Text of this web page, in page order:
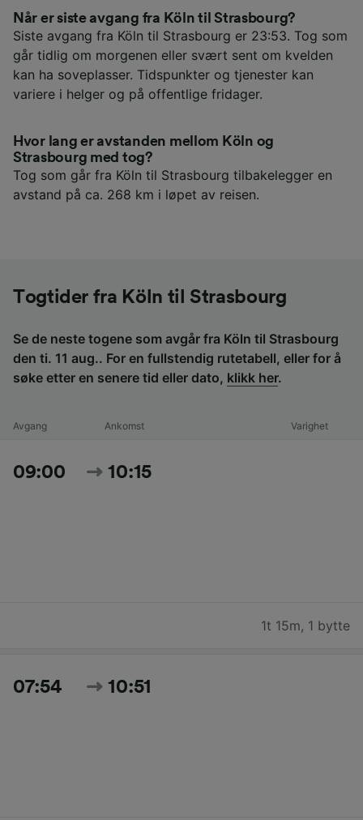
Når er siste avgang fra Köln til Strasbourg?
Siste avgang fra Köln til Strasbourg er 23:53. Tog som
går tidlig om morgenen eller svært sent om kvelden
kan ha soveplasser. Tidspunkter og tjenester kan
variere i helger og på offentlige fridager.
Hvor lang er avstanden mellom Köln og
Strasbourg med tog?
Tog som går fra Köln til Strasbourg tilbakelegger en
avstand på ca. 268 km i løpet av reisen.
Togtider fra Köln til Strasbourg
Se de neste togene som avgår fra Köln til Strasbourg
den ti. 11 aug.. For en fullstendig rutetabell, eller for å
søke etter en senere tid eller dato, klikk her.
Avgang Ankomst Varighet
09:00 10:15
1t 15m, 1 bytte
07:54 10:51